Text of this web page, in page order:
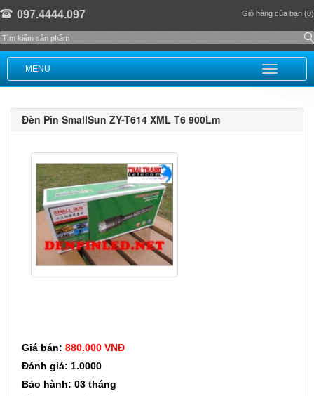
097.4444.097 Giỏ hàng của bạn (0)
MENU
Đèn Pin SmallSun ZY-T614 XML T6 900Lm
Giá bán: 880.000 VNĐ
Đánh giá: 1.0000
Bảo hành: 03 tháng